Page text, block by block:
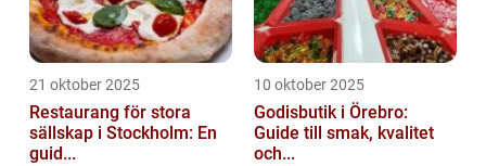
21 oktober 2025
Restaurang för stora
sällskap i Stockholm: En
guid...
10 oktober 2025
Godisbutik i Örebro:
Guide till smak, kvalitet
och...